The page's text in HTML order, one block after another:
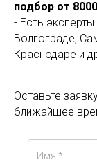
подбор от 8000
- Есть
Волгограде,
Краснодаре и
Оставьте
ближайшее